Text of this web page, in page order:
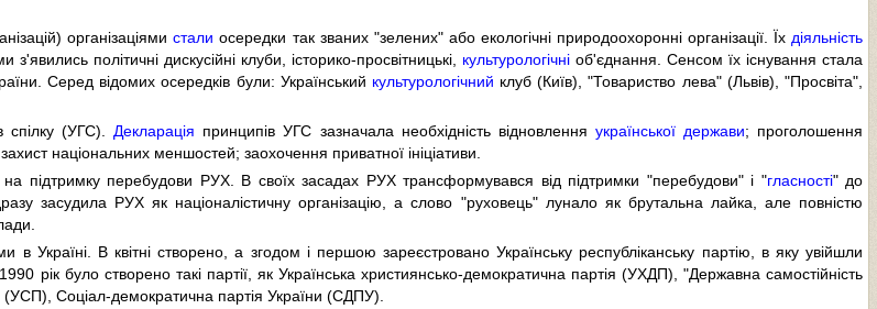
організаціямистали осередки так званих "зелених" або екологічні природоохоронні організації. Їх діяльність
політичні дискусійні клуби, історико-просвітницькі, культурологічні об'єднання. Сенсом їх існування стала
Серед відомих осередків були: Український культурологічний клуб (Київ), "Товариство лева" (Львів), "Просвіта",
спілку (УГС). Декларація принципів УГС зазначала необхідність відновлення української держави; проголошення
національних меншостей; заохочення приватної ініціативи.
підтримку перебудови РУХ. В своїх засадах РУХ трансформувався від підтримки "перебудови" і "гласності" до
засудила РУХ як націоналістичну організацію, а слово "руховець" лунало як брутальна лайка, але повністю
Україні. В квітні створено, а згодом і першою зареєстровано Українську республіканську партію, в яку увійшли
рік було створено такі партії, як Українська християнсько-демократична партія (УХДП), "Державна самостійність
Соціал-демократична партія України (СДПУ).